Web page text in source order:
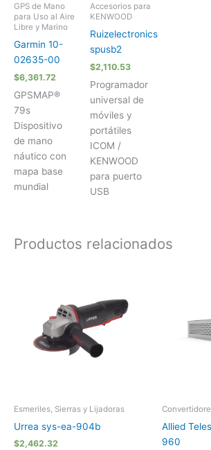
GPS de Mano
para Uso al Aire
Libre y Marino
Garmin 10-
02635-00
$6,361.72
GPSMAP®
79s
Dispositivo
de mano
náutico con
mapa base
mundial
Accesorios para
KENWOOD
Ruizelectronics
spusb2
$2,110.53
Programador
universal de
móviles y
portátiles
ICOM /
KENWOOD
para puerto
USB
Productos relacionados
Esmeriles, Sierras y Lijadoras
Urrea sys-ea-904b
$2,462.32
Allied
960